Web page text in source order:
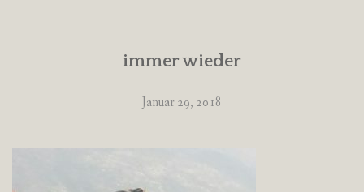
immer wieder
Januar 29, 2018